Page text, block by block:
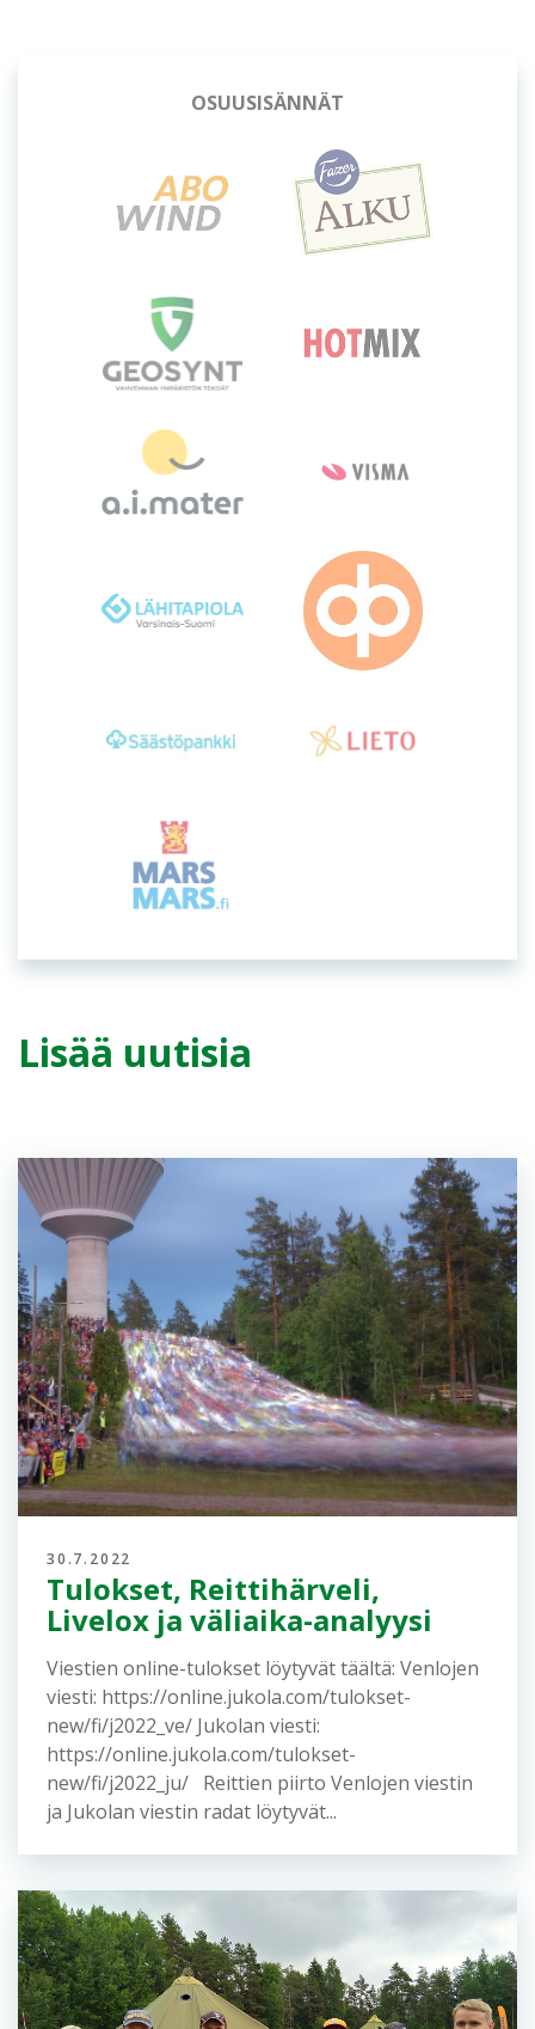
OSUUSISÄNNÄT
Lisää uutisia
30.7.2022
Tulokset, Reittihärveli,
Livelox ja väliaika-analyysi
Viestien online-tulokset löytyvät täältä: Venlojen
viesti: https://online.jukola.com/tulokset-
new/fi/j2022_ve/ Jukolan viesti:
https://online.jukola.com/tulokset-
new/fi/j2022_ju/ Reittien piirto Venlojen viestin
ja Jukolan viestin radat löytyvät...